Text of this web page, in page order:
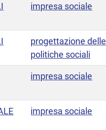
impresa sociale
progettazione delle
politiche sociali
impresa sociale
impresa sociale